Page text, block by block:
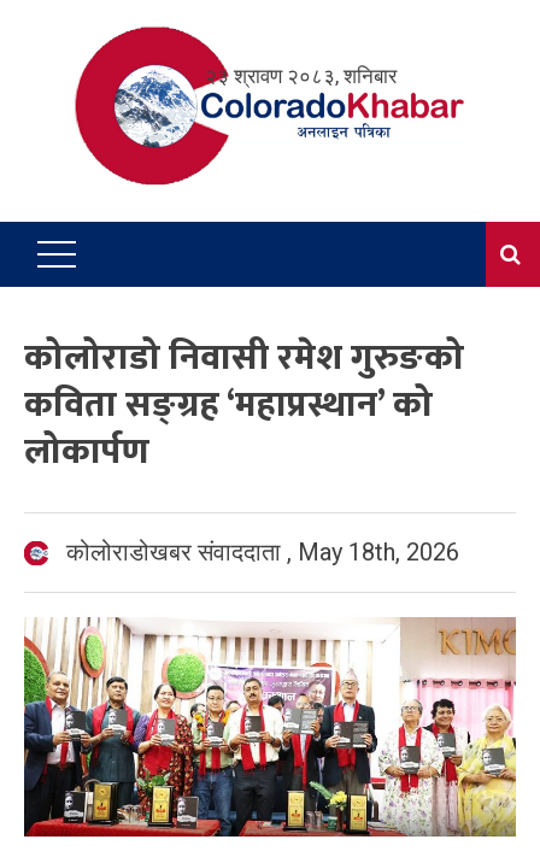
२३ श्रावण २०८३, शनिबार
कोलोराडो निवासी रमेश गुरुङको
कविता सङ्ग्रह ‘महाप्रस्थान’ को
लोकार्पण
कोलोराडोखबर संवाददाता , May 18th, 2026